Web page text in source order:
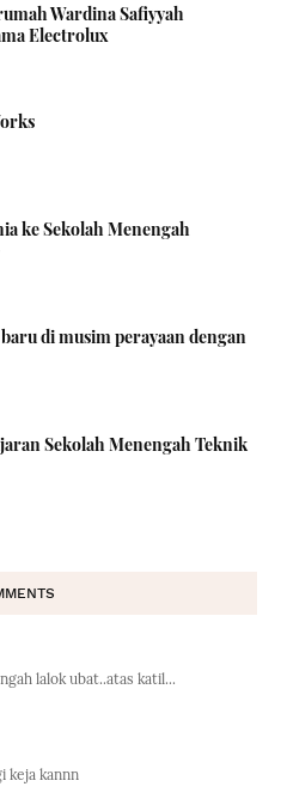
Wardina Safiyyah
Electrolux
ke Sekolah Menengah
di musim perayaan dengan
Sekolah Menengah Teknik
lalok ubat..atas katil...
keja kannn